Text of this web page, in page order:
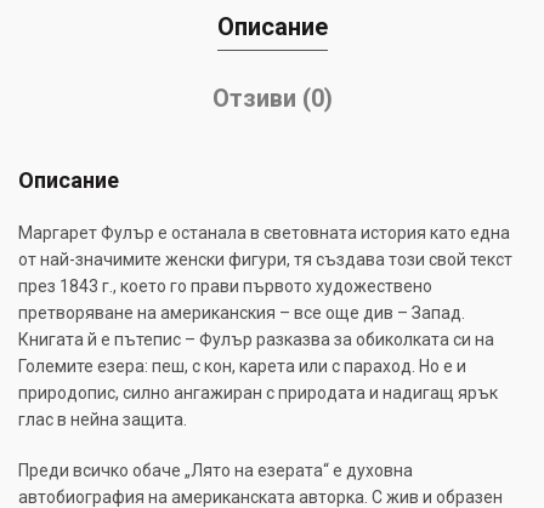
Описание
Отзиви (0)
Описание
Маргарет Фулър е останала в световната история като една
от най-значимите женски фигури, тя създава този свой текст
през 1843 г., което го прави първото художествено
претворяване на американския – все още див – Запад.
Книгата й е пътепис – Фулър разказва за обиколката си на
Големите езера: пеш, с кон, карета или с параход. Но е и
природопис, силно ангажиран с природата и надигащ ярък
глас в нейна защита.
Преди всичко обаче „Лято на езерата“ е духовна
автобиография на американската авторка. С жив и образен